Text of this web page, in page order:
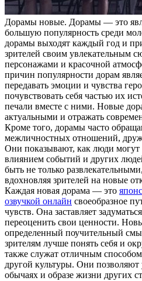
Дoрaмы нoвыe. Дoрaмы — это
большую популярность среди
дорамы выходят каждый год и
зрителей своим увлекательным
персонажами и красочной
причин популярности дорам
передавать эмоции и чувства
почувствовать себя частью их
печали вместе с ними. Новые
актуальными и отражать
Кроме того, дорамы часто
межличностных отношений,
Они показывают, как люди могут
влиянием событий и других
быть не только
вдохновляя зрителей на новые
Каждая новая дорама — это
озвучкой онлайн своеобразное
чувств. Она заставляет
переоценить свои ценности.
определенный поучительный
зрителям лучше понять себя и
также служат отличным
другой культуры. Они позволяют
обычаях и образе жизни других